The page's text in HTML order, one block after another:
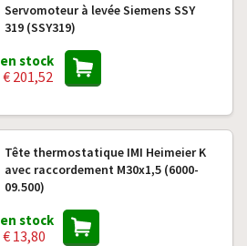
Servomoteur à levée Siemens SSY
319 (SSY319)
en stock
€ 201,52
Tête thermostatique IMI Heimeier K
avec raccordement M30x1,5 (6000-
09.500)
en stock
€ 13,80